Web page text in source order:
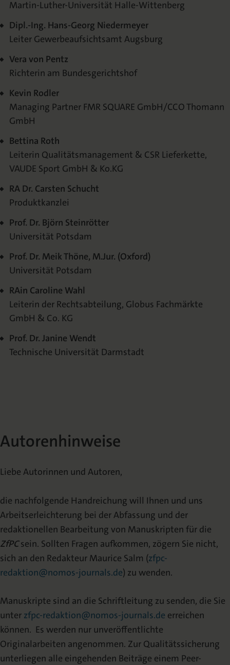
Martin-Luther-Universität Halle-Wittenberg
Dipl.-Ing. Hans-Georg Niedermeyer
Leiter Gewerbeaufsichtsamt Augsburg
Vera von Pentz
Richterin am Bundesgerichtshof
Kevin Rodler
Managing Partner FMR SQUARE GmbH/CCO Thomann
GmbH
Bettina Roth
Leiterin Qualitätsmanagement & CSR Lieferkette,
VAUDE Sport GmbH & Ko.KG
RA Dr. Carsten Schucht
Produktkanzlei
Prof. Dr. Björn Steinrötter
Universität Potsdam
Prof. Dr. Meik Thöne, M.Jur. (Oxford)
Universität Potsdam
RAin Caroline Wahl
Leiterin der Rechtsabteilung, Globus Fachmärkte
GmbH & Co. KG
Prof. Dr. Janine Wendt
Technische Universität Darmstadt
Autorenhinweise
Liebe Autorinnen und Autoren,
die nachfolgende Handreichung will Ihnen und uns
Arbeitserleichterung bei der Abfassung und der
redaktionellen Bearbeitung von Manuskripten für die
ZfPCsein. Sollten Fragen aufkommen, zögern Sie nicht,
sich an den Redakteur Maurice Salm (zfpc-
redaktion@nomos-journals.de) zu wenden.
Manuskripte sind an die Schriftleitung zu senden, die Sie
unter zfpc-redaktion@nomos-journals.de erreichen
können. Es werden nur unveröffentlichte
Originalarbeiten angenommen. Zur Qualitätssicherung
unterliegen alle eingehenden Beiträge einem Peer-